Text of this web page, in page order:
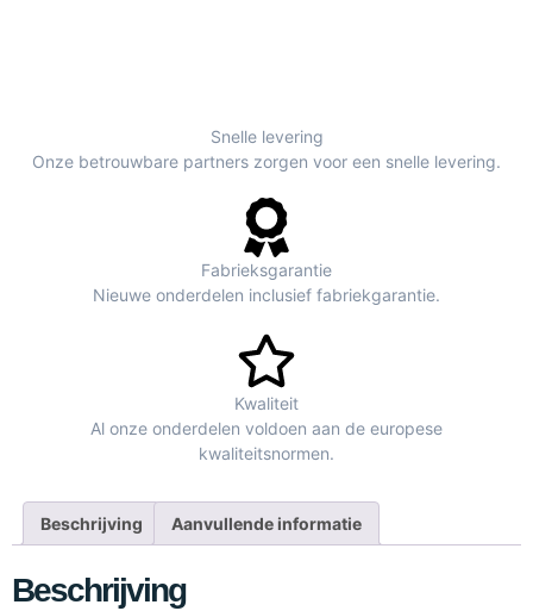
Snelle levering
Onze betrouwbare partners zorgen voor een snelle levering.
Fabrieksgarantie
Nieuwe onderdelen inclusief fabriekgarantie.
Kwaliteit
Al onze onderdelen voldoen aan de europese
kwaliteitsnormen.
Beschrijving Aanvullende informatie
Beschrijving